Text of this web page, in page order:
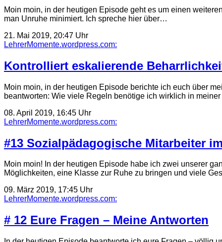
Moin moin, in der heutigen Episode geht es um einen
man Unruhe minimiert. Ich spreche hier über…
21. Mai 2019, 20:47 Uhr
LehrerMomente.wordpress.com:
Kontrolliert eskalierende
Moin moin, in der heutigen Episode berichte ich euch über
beantworten: Wie viele Regeln benötige ich wirklich in
08. April 2019, 16:45 Uhr
LehrerMomente.wordpress.com:
#13 Sozialpädagogische Mitarbeiter
Moin moin! In der heutigen Episode habe ich zwei unserer
Möglichkeiten, eine Klasse zur Ruhe zu bringen und viele
09. März 2019, 17:45 Uhr
LehrerMomente.wordpress.com:
# 12 Eure Fragen – Meine Antworten